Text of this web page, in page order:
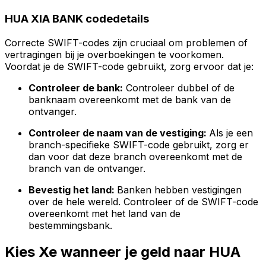
HUA XIA BANK codedetails
Correcte SWIFT-codes zijn cruciaal om problemen of
vertragingen bij je overboekingen te voorkomen.
Voordat je de SWIFT-code gebruikt, zorg ervoor dat je:
Controleer de bank: Controleer dubbel of de
banknaam overeenkomt met de bank van de
ontvanger.
Controleer de naam van de vestiging: Als je een
branch-specifieke SWIFT-code gebruikt, zorg er
dan voor dat deze branch overeenkomt met de
branch van de ontvanger.
Bevestig het land: Banken hebben vestigingen
over de hele wereld. Controleer of de SWIFT-code
overeenkomt met het land van de
bestemmingsbank.
Kies Xe wanneer je geld naar HUA